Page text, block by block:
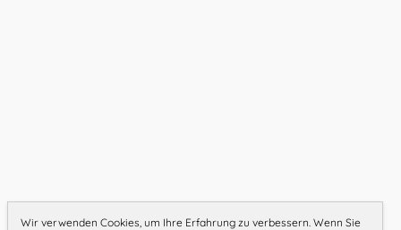
Wir verwenden Cookies, um Ihre Erfahrung zu verbessern. Wenn Sie